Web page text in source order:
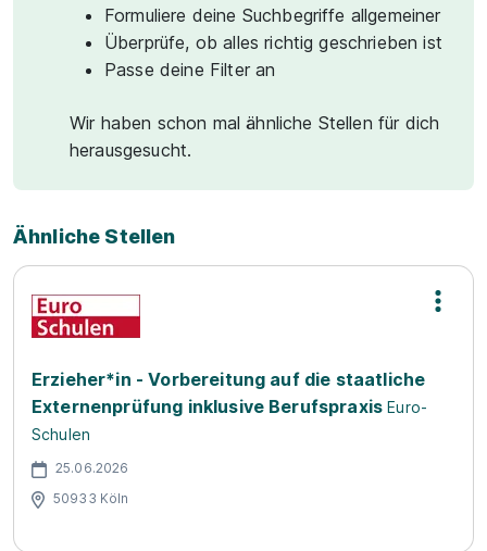
Formuliere deine Suchbegriffe allgemeiner
Überprüfe, ob alles richtig geschrieben ist
Passe deine Filter an
Wir haben schon mal ähnliche Stellen für dich
herausgesucht.
Ähnliche Stellen
Erzieher*in - Vorbereitung auf die staatliche
Externenprüfung inklusive Berufspraxis Euro-
Schulen
25.06.2026
50933 Köln